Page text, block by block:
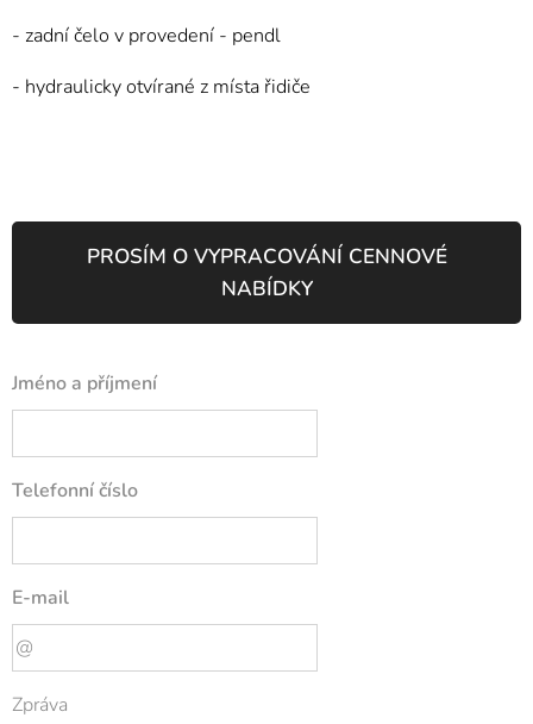
- zadní čelo v provedení - pendl
- hydraulicky otvírané z místa řidiče
PROSÍM O VYPRACOVÁNÍ CENNOVÉ
NABÍDKY
Jméno a příjmení
Telefonní číslo
E-mail
Zpráva